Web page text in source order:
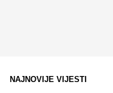
NAJNOVIJE VIJESTI